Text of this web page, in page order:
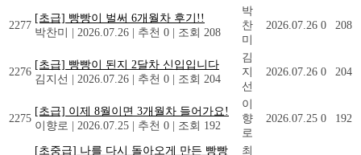
2277
[초급] 빵빵이 벌써 6개월차 후기!!
박찬미 | 2026.07.26 | 추천 0 | 조회 208
박
찬
미
2026.07.26 0 208
2276
[초급] 빵빵이 된지 2달차 신입입니다
김지선 | 2026.07.26 | 추천 0 | 조회 204
김
지
선
2026.07.26 0 204
2275
[초급] 이제 8월이면 3개월차 들어가요!
이향로 | 2026.07.25 | 추천 0 | 조회 192
이
향
로
2026.07.25 0 192
[초중급] 나를 다시 돌아오게 만든 빵빵
최